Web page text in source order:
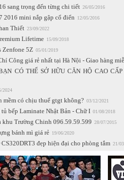
sang trọng đến từng chi tiết 26/05/2016
2016 mini nắp gập cổ điển 12/05/2016
Thiết 23/09/2022
Lifetime 15/09/2018
Zenfone 5Z 05/01/2019
Công giá rẻ nhất tại Hà Nội - Giao hàng
CÓ THỂ SỞ HỮU CĂN HỘ CAO
2024
mềm có chịu thuế gtgt không? 03/12/2021
bếp Laminate Nhật Bản - Chữ I 01/08/2018
khu Trường Chinh 096.59.59.599 28/07/2015
bánh mì giá rẻ 19/06/2020
đẹp hiện đại cho phòng tắm 21/